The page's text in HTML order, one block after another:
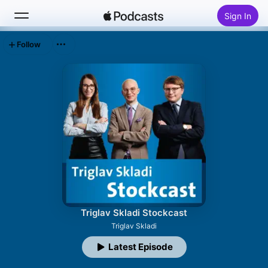
Sign In
Top Charts
Triglav Skladi Stockcast
Triglav Skladi
Latest Episode
Follow